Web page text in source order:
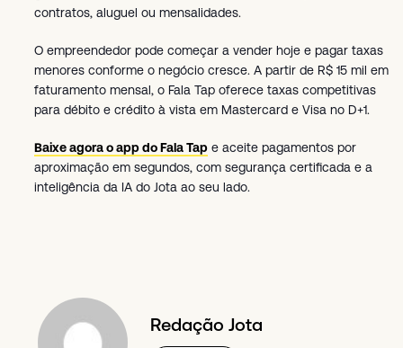
contratos, aluguel ou mensalidades.
O empreendedor pode começar a vender hoje e pagar taxas
menores conforme o negócio cresce. A partir de R$ 15 mil em
faturamento mensal, o Fala Tap oferece taxas competitivas
para débito e crédito à vista em Mastercard e Visa no D+1.
Baixe agora o app do Fala Tap e aceite pagamentos por
aproximação em segundos, com segurança certificada e a
inteligência da IA do Jota ao seu lado.
Redação Jota